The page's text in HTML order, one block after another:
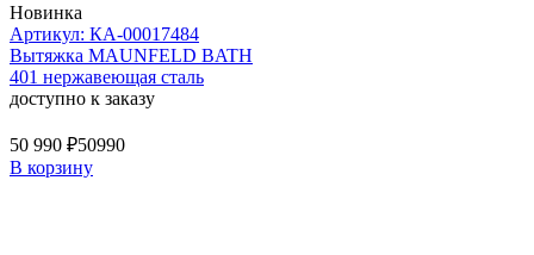
Новинка
Артикул: КА-00017484
Вытяжка MAUNFELD BATH
401 нержавеющая сталь
доступно к заказу
50 990 ₽50990
В корзину